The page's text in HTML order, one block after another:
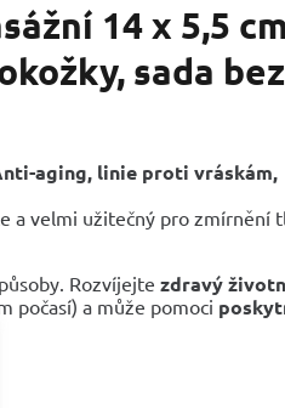
14 x 5,5 cm
sada bez
aging, linie proti vráskám,
a velmi užitečný pro zmírnění
Rozvíjejte zdravý
počasí) a může pomoci